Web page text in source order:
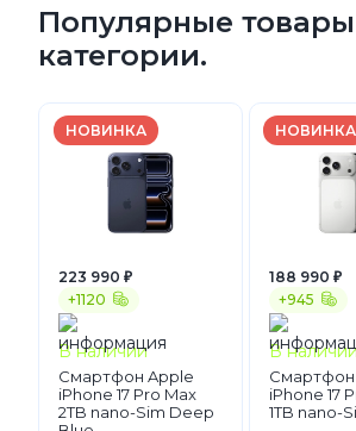
Популярные товары
категории.
НОВИНКА
+1120
223 990 ₽
В наличии
Смартфон Apple
iPhone 17 Pro Max
2TB nano-Sim Deep
НОВИНКА
+945
188 990 ₽
В наличии
Смартфон
iPhone 17
1TB nano-